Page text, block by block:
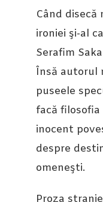
Când
ironiei şi-al
Serafim
Însă autorul
puseele
facă
inocent
despre
omeneşti.
Proza